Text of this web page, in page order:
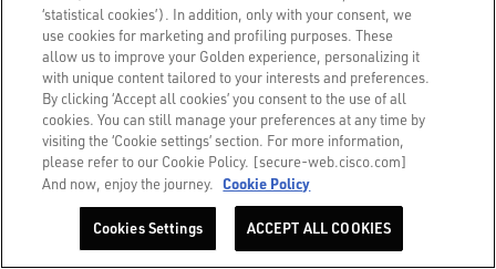
‘statistical cookies’). In addition, only with your consent, we
use cookies for marketing and profiling purposes. These
allow us to improve your Golden experience, personalizing it
with unique content tailored to your interests and preferences.
By clicking ‘Accept all cookies’ you consent to the use of all
cookies. You can still manage your preferences at any time by
visiting the ‘Cookie settings’ section. For more information,
please refer to our Cookie Policy. [secure-web.cisco.com]
And now, enjoy the journey.
Cookie Policy
Cookies Settings ACCEPT ALL COOKIES